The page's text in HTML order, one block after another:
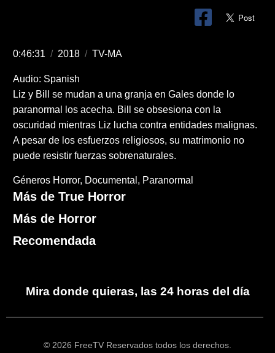
0:46:31 / 2018 / TV-MA
Audio: Spanish
Liz y Bill se mudan a una granja en Gales donde lo
paranormal los acecha. Bill se obsesiona con la
oscuridad mientras Liz lucha contra entidades malignas.
A pesar de los esfuerzos religiosos, su matrimonio no
puede resistir fuerzas sobrenaturales.
Géneros Horror Documental Paranormal
Más de True Horror
Más de Horror
Recomendada
Mira donde quieras, las 24 horas del día
© 2026 FreeTV Reservados todos los derechos.